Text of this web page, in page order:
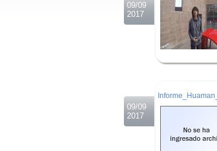
09/09
2017
09/09
2017